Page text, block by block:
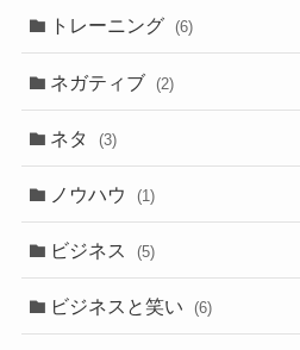
トレーニング (6)
ネガティブ (2)
ネタ (3)
ノウハウ (1)
ビジネス (5)
ビジネスと笑い (6)